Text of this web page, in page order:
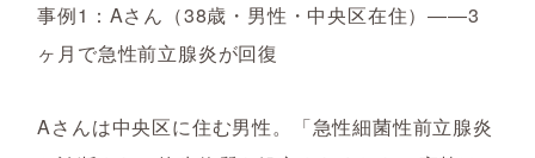
事例1：Aさん（38歳・男性・中央区在住）――3
ヶ月で急性前立腺炎が回復
Aさんは中央区に住む男性。「急性細菌性前立腺炎